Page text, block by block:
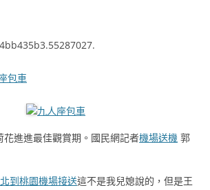
包車
九人座包車
花進進最佳觀賞期。國民網記者機場送機 郭
到桃園機場接送這不是我兒媳說的，但是王